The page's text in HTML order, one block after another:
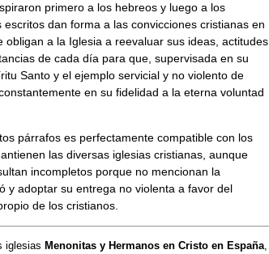
primero a los hebreos y luego a los
dan forma a las convicciones cristianas en
a la Iglesia a reevaluar sus ideas, actitudes
de cada día para que, supervisada en su
Santo y el ejemplo servicial y no violento de
en su fidelidad a la eterna voluntad
párrafos es perfectamente compatible con los
las diversas iglesias cristianas, aunque
incompletos porque no mencionan la
y adoptar su entrega no violenta a favor del
de los cristianos.
iglesias Menonitas y Hermanos en Cristo en España